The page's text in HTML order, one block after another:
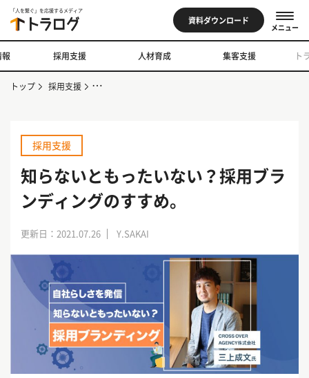
「人を繋ぐ」を応援するメディア
資料ダウンロード
メニュー
採用支援 人材育成 集客支援 ト
トップ 採用支援 知らないともったいない？採用ブランディングのすすめ。
採用支援
知らないともったいない？採用ブラ
ンディングのすすめ。
更新日：2021.07.26 Y.SAKAI